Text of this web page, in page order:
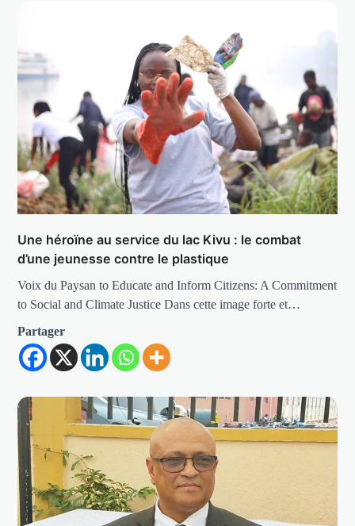
Une héroïne au service du lac Kivu : le combat
d’une jeunesse contre le plastique
Voix du Paysan to Educate and Inform Citizens: A Commitment
to Social and Climate Justice Dans cette image forte et…
Partager